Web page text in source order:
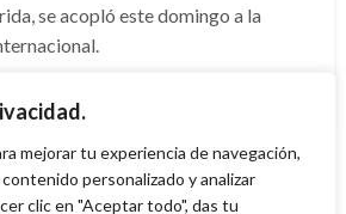
mejorar tu experiencia de navegación,
personalizado y analizar
clic en "Aceptar todo", das tu
se acopló este domingo a la